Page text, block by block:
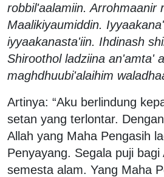
robbil'aalamiin. Arrohmaanir
Maalikiyaumiddin.
iyyaakanasta'iin. Ihdinash
Shiroothol ladziina an'amta'
maghdhuubi'alaihim
Artinya: “Aku berlindung
setan yang terlontar.
Allah yang Maha Pengasih
Penyayang. Segala puji bagi
semesta alam. Yang Maha